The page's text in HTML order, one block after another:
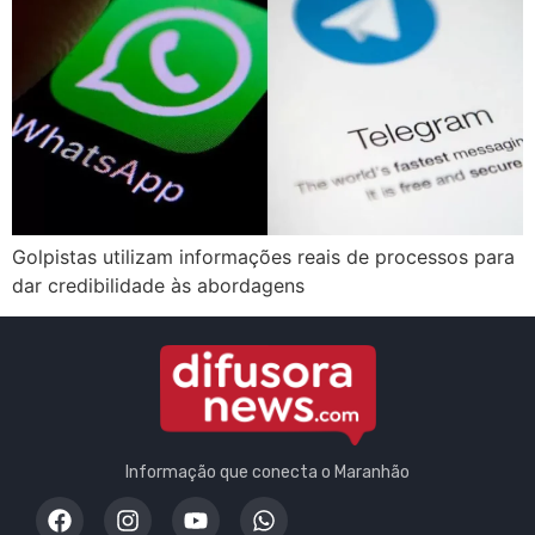
Golpistas utilizam informações reais de processos para
dar credibilidade às abordagens
Informação que conecta o Maranhão